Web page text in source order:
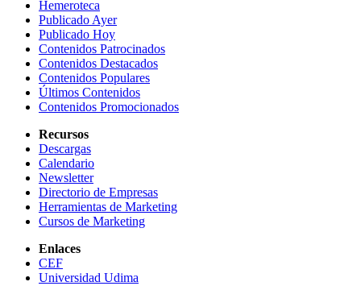
Hemeroteca
Publicado Ayer
Publicado Hoy
Contenidos Patrocinados
Contenidos Destacados
Contenidos Populares
Últimos Contenidos
Contenidos Promocionados
Recursos
Descargas
Calendario
Newsletter
Directorio de Empresas
Herramientas de Marketing
Cursos de Marketing
Enlaces
CEF
Universidad Udima